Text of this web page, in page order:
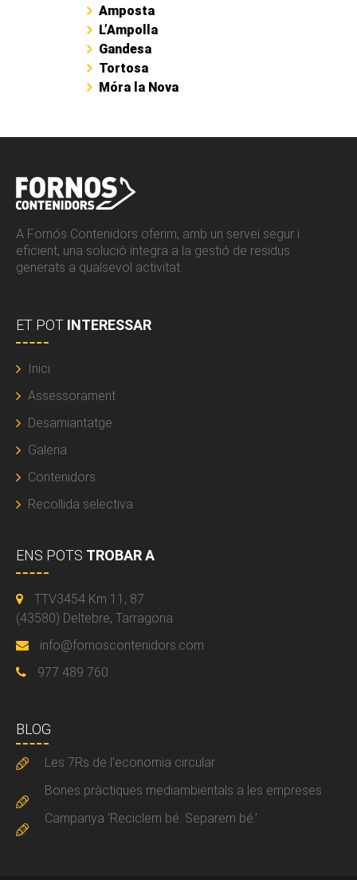
Amposta
L’Ampolla
Gandesa
Tortosa
Móra la Nova
A Fornós Contenidors oferim, amb un servei segur i
eficient, una solució íntegra a la gestió de residus
generats a qualsevol activitat.
ET POT INTERESSAR
Inici
Assessorament
Desamiantatge
Galeria
Contenidors
Recollida selectiva
ENS POTS TROBAR A
TTV3454 Km 11, 87
(43580) Deltebre, Tarragona
info@fornoscontenidors.com
977 489 760
BLOG
Les 7Rs de l’economia circular
Bones pràctiques mediambientals a les empreses
Campanya ‘Reciclem bé. Separem bé.’